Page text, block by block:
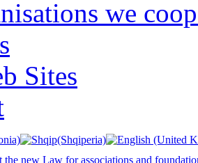
we
Sites
the new Law for associations and